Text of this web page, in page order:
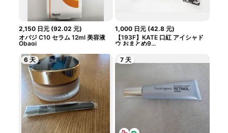
2,150 日元(92.02 元)
オバジ C10 セラム 12ml 美容液
Obagi
1,000 日元 (42.8 元)
【193F】KATE 口紅 アイシャド
ウ おまとめ9...
6 天 7 天